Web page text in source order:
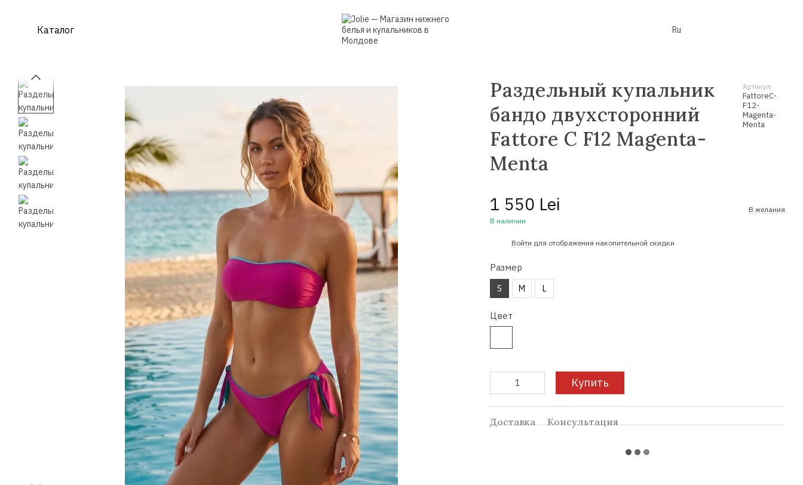
Каталог Ru
Раздельный купальник
бандо двухсторонний
Fattore C F12 Magenta-
Menta
Артикул
FattoreC-
F12-
Magenta-
Menta
1 550 Lei
В наличии
В желания
Войти для отображения накопительной скидки
Размер
S M L
Цвет
Купить
Доставка Консультация